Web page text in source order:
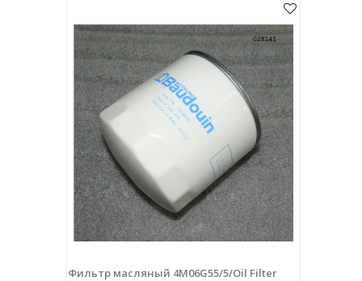
Фильтр масляный 4M06G55/5/Oil Filter